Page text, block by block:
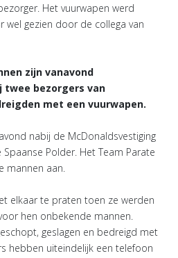
Het vuurwapen werd
wel gezien door de collega van
zijn vanavond
twee bezorgers van
met een vuurwapen.
nabij de McDonaldsvestiging
Polder. Het Team Parate
mannen aan.
elkaar te praten toen ze werden
hen onbekende mannen.
geslagen en bedreigd met
hebben uiteindelijk een telefoon